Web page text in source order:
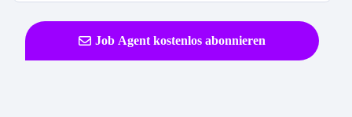
Job Agent kostenlos abonnieren